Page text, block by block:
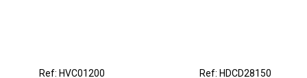
Ref: HVC01200 Ref: HDCD28150